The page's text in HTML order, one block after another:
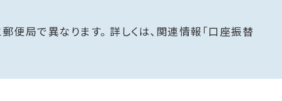
局で異なります。 詳しくは、関連情報「口座振替